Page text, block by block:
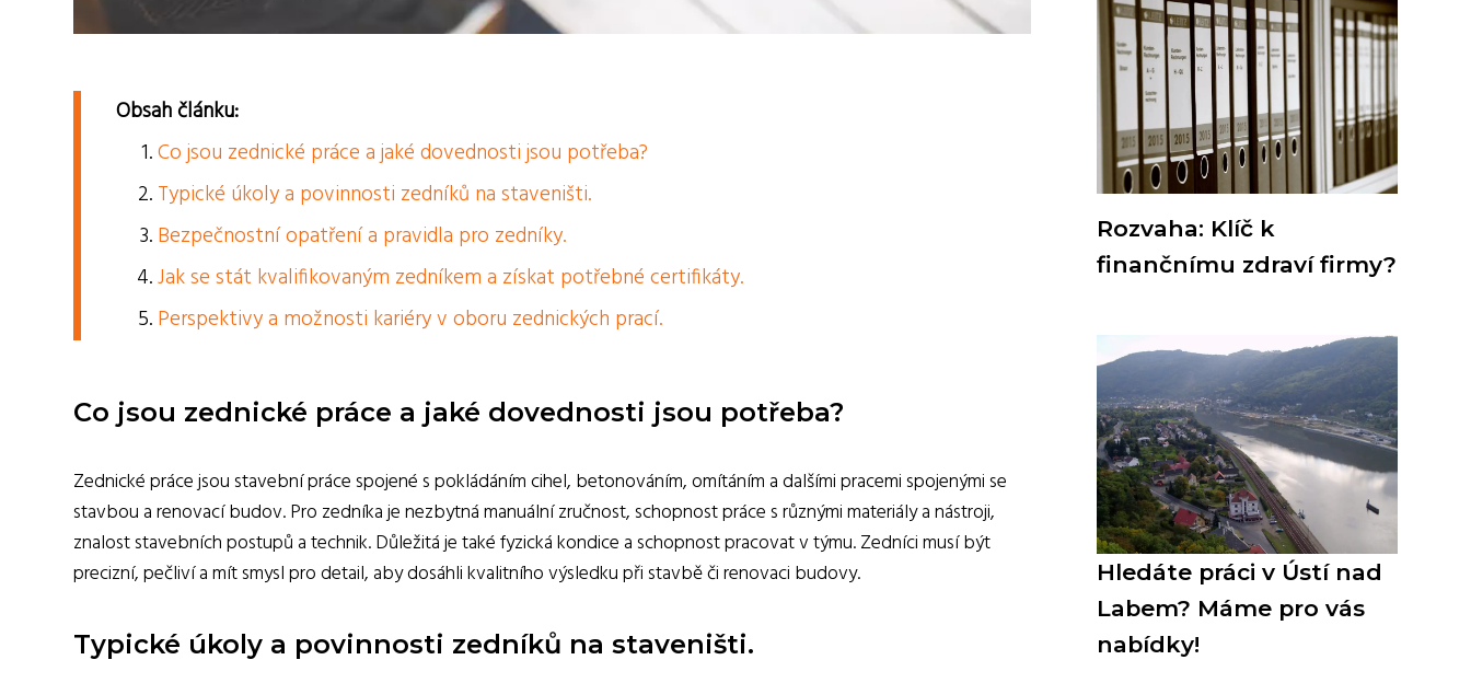
Obsah článku:
Co jsou zednické práce a jaké dovednosti jsou potřeba?
Typické úkoly a povinnosti zedníků na staveništi.
Bezpečnostní opatření a pravidla pro zedníky.
Jak se stát kvalifikovaným zedníkem a získat potřebné certifikáty.
Perspektivy a možnosti kariéry v oboru zednických prací.
Co jsou zednické práce a jaké dovednosti jsou potřeba?
Zednické práce jsou stavební práce spojené s pokládáním cihel, betonováním, omítáním a dalšími pracemi spojenými se
stavbou a renovací budov. Pro zedníka je nezbytná manuální zručnost, schopnost práce s různými materiály a nástroji,
znalost stavebních postupů a technik. Důležitá je také fyzická kondice a schopnost pracovat v týmu. Zedníci musí být
precizní, pečliví a mít smysl pro detail, aby dosáhli kvalitního výsledku při stavbě či renovaci budovy.
Typické úkoly a povinnosti zedníků na staveništi.
Rozvaha: Klíč k
finančnímu zdraví firmy?
Hledáte práci v Ústí nad
Labem? Máme pro vás
nabídky!